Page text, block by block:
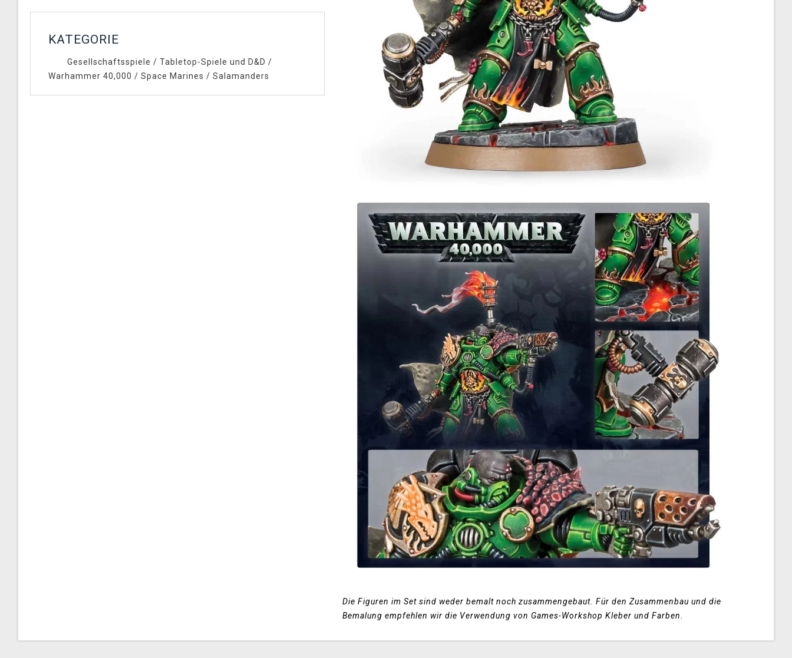
KATEGORIE
Gesellschaftsspiele / Tabletop-Spiele und D&D /
Warhammer 40,000 / Space Marines / Salamanders
Die Figuren im Set sind weder bemalt noch zusammengebaut. Für den Zusammenbau und die
Bemalung empfehlen wir die Verwendung von Games-Workshop Kleber und Farben.